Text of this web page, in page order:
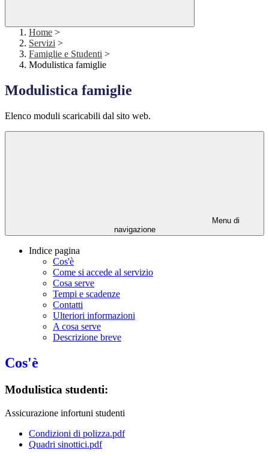
Home >
Servizi >
Famiglie e Studenti >
Modulistica famiglie
Modulistica famiglie
Elenco moduli scaricabili dal sito web.
Menu di
navigazione
Indice pagina
Cos'è
Come si accede al servizio
Cosa serve
Tempi e scadenze
Contatti
Ulteriori informazioni
A cosa serve
Descrizione breve
Cos'è
Modulistica studenti:
Assicurazione infortuni studenti
Condizioni di polizza.pdf
Quadri sinottici.pdf